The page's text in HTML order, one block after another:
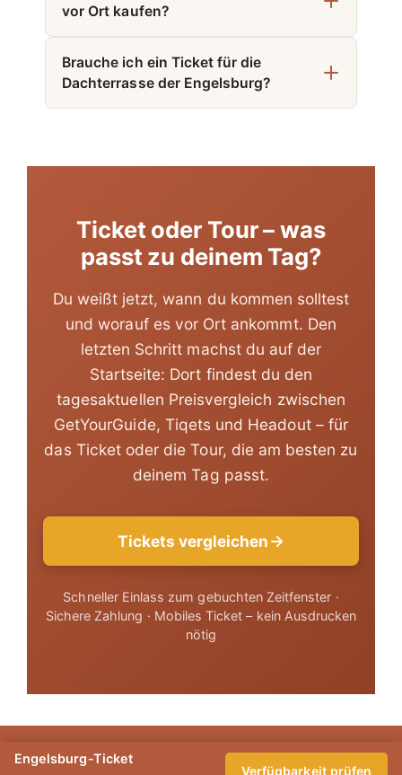
vor Ort kaufen?
Brauche ich ein Ticket für die
Dachterrasse der Engelsburg?
Ticket oder Tour – was
passt zu deinem Tag?
Du weißt jetzt, wann du kommen solltest
und worauf es vor Ort ankommt. Den
letzten Schritt machst du auf der
Startseite: Dort findest du den
tagesaktuellen Preisvergleich zwischen
GetYourGuide, Tiqets und Headout – für
das Ticket oder die Tour, die am besten zu
deinem Tag passt.
Tickets vergleichen
Schneller Einlass zum gebuchten Zeitfenster ·
Sichere Zahlung · Mobiles Ticket – kein Ausdrucken
nötig
© 2026 Castel-Sant-Angelo.com
Engelsburg-Ticket
Verfügbarkeit prüfen